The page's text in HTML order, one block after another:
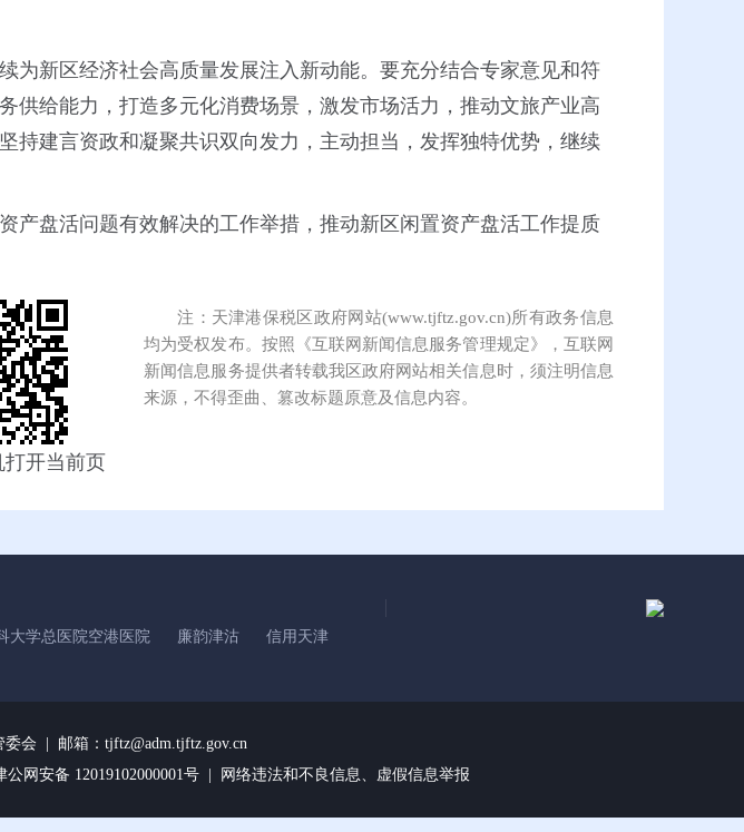
为新区经济社会高质量发展注入新动能。要充分结合专家意见和符
供给能力，打造多元化消费场景，激发市场活力，推动文旅产业高
持建言资政和凝聚共识双向发力，主动担当，发挥独特优势，继续
产盘活问题有效解决的工作举措，推动新区闲置资产盘活工作提质
开当前页
注：天津港保税区政府网站(www.tjftz.gov.cn)所有政务信息
均为受权发布。按照《互联网新闻信息服务管理规定》，互联网
新闻信息服务提供者转载我区政府网站相关信息时，须注明信息
来源，不得歪曲、篡改标题原意及信息内容。
大学总医院空港医院 廉韵津沽 信用天津
委会 | 邮箱：tjftz@adm.tjftz.gov.cn
公网安备 12019102000001号 | 网络违法和不良信息、虚假信息举报